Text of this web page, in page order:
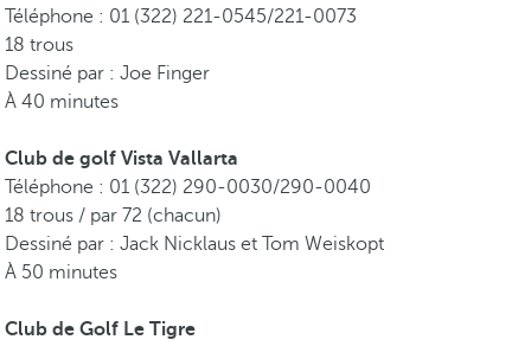
Téléphone : 01 (322) 221-0545/221-0073
18 trous
Dessiné par : Joe Finger
À 40 minutes
Club de golf Vista Vallarta
Téléphone : 01 (322) 290-0030/290-0040
18 trous / par 72 (chacun)
Dessiné par : Jack Nicklaus et Tom Weiskopt
À 50 minutes
Club de Golf Le Tigre